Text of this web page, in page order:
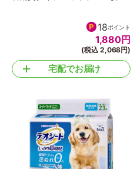
18ポイント
1,880円
(税込 2,068円)
宅配でお届け